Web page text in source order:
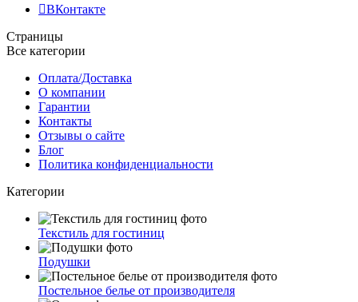
ВКонтакте
Страницы
Все категории
Оплата/Доставка
О компании
Гарантии
Контакты
Отзывы о сайте
Блог
Политика конфиденциальности
Категории
Текстиль для гостиниц
Подушки
Постельное белье от производителя